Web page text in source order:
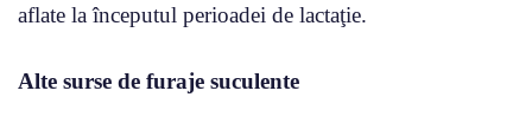
aflate la începutul perioadei de lactaţie.
Alte surse de furaje suculente